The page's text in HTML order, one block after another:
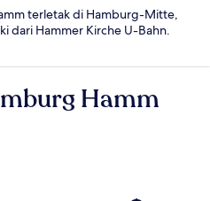
terletak di Hamburg-Mitte,
dari Hammer Kirche U-Bahn.
Hamm